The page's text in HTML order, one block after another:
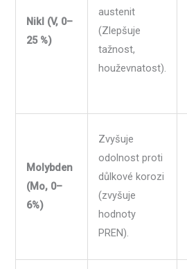
Nikl (V, 0–
25 %)
austenit
(Zlepšuje
tažnost,
houževnatost).
Molybden
(Mo, 0–
6%)
Zvyšuje
odolnost proti
důlkové korozi
(zvyšuje
hodnoty
PREN).